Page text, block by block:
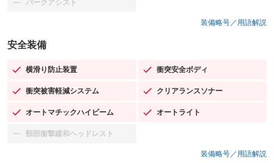
パークアシスト
：装備なし
装備略号／用語解説
安全装備
横滑り防止装置
：装備あり 衝突安全ボディ
：装備あり
衝突被害軽減システム
：装備あり クリアランスソナー
：装備あり
オートマチックハイビーム
：装備あり オートライト
：装備あり
頸部衝撃緩和ヘッドレスト
：装備なし
装備略号／用語解説